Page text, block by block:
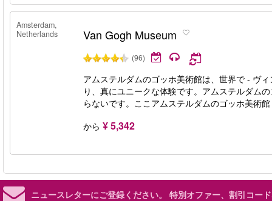
Amsterdam,
Netherlands
Van Gogh Museum
(96)
アムステルダムのゴッホ美術館は、世界で - ヴ
り、真にユニークな体験です。アムステルダム
らないです。ここアムステルダムのゴッホ美術
から ¥ 5,342
ニュースレターにご登録ください。 特別オファー、割引コー